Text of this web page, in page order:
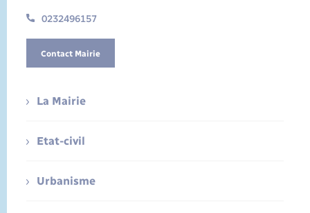
0232496157
Contact Mairie
La Mairie
Etat-civil
Urbanisme